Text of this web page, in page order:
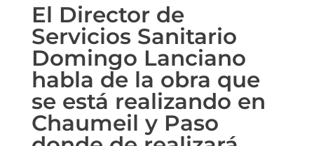
El Director de
Servicios Sanitario
Domingo Lanciano
habla de la obra que
se está realizando en
Chaumeil y Paso